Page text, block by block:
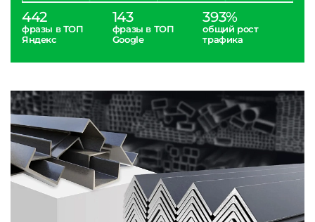
442
фразы в ТОП
Яндекс
143
фразы в ТОП
Google
393%
общий рост
трафика